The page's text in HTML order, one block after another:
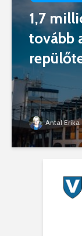
1,7
tovább
Antal Erika